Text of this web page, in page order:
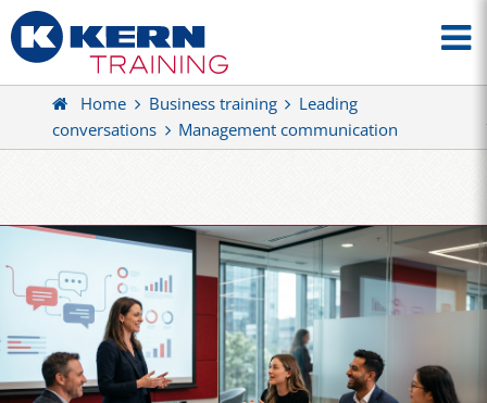
Home Business training
Leading
conversations
Management communication